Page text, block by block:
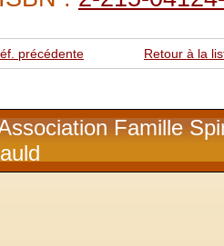
précédente Retour à la
Famille